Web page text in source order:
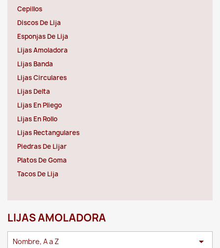
Cepillos
Discos De Lija
Esponjas De Lija
Lijas Amoladora
Lijas Banda
Lijas Circulares
Lijas Delta
Lijas En Pliego
Lijas En Rollo
Lijas Rectangulares
Piedras De Lijar
Platos De Goma
Tacos De Lija
LIJAS AMOLADORA
Nombre, A a Z 